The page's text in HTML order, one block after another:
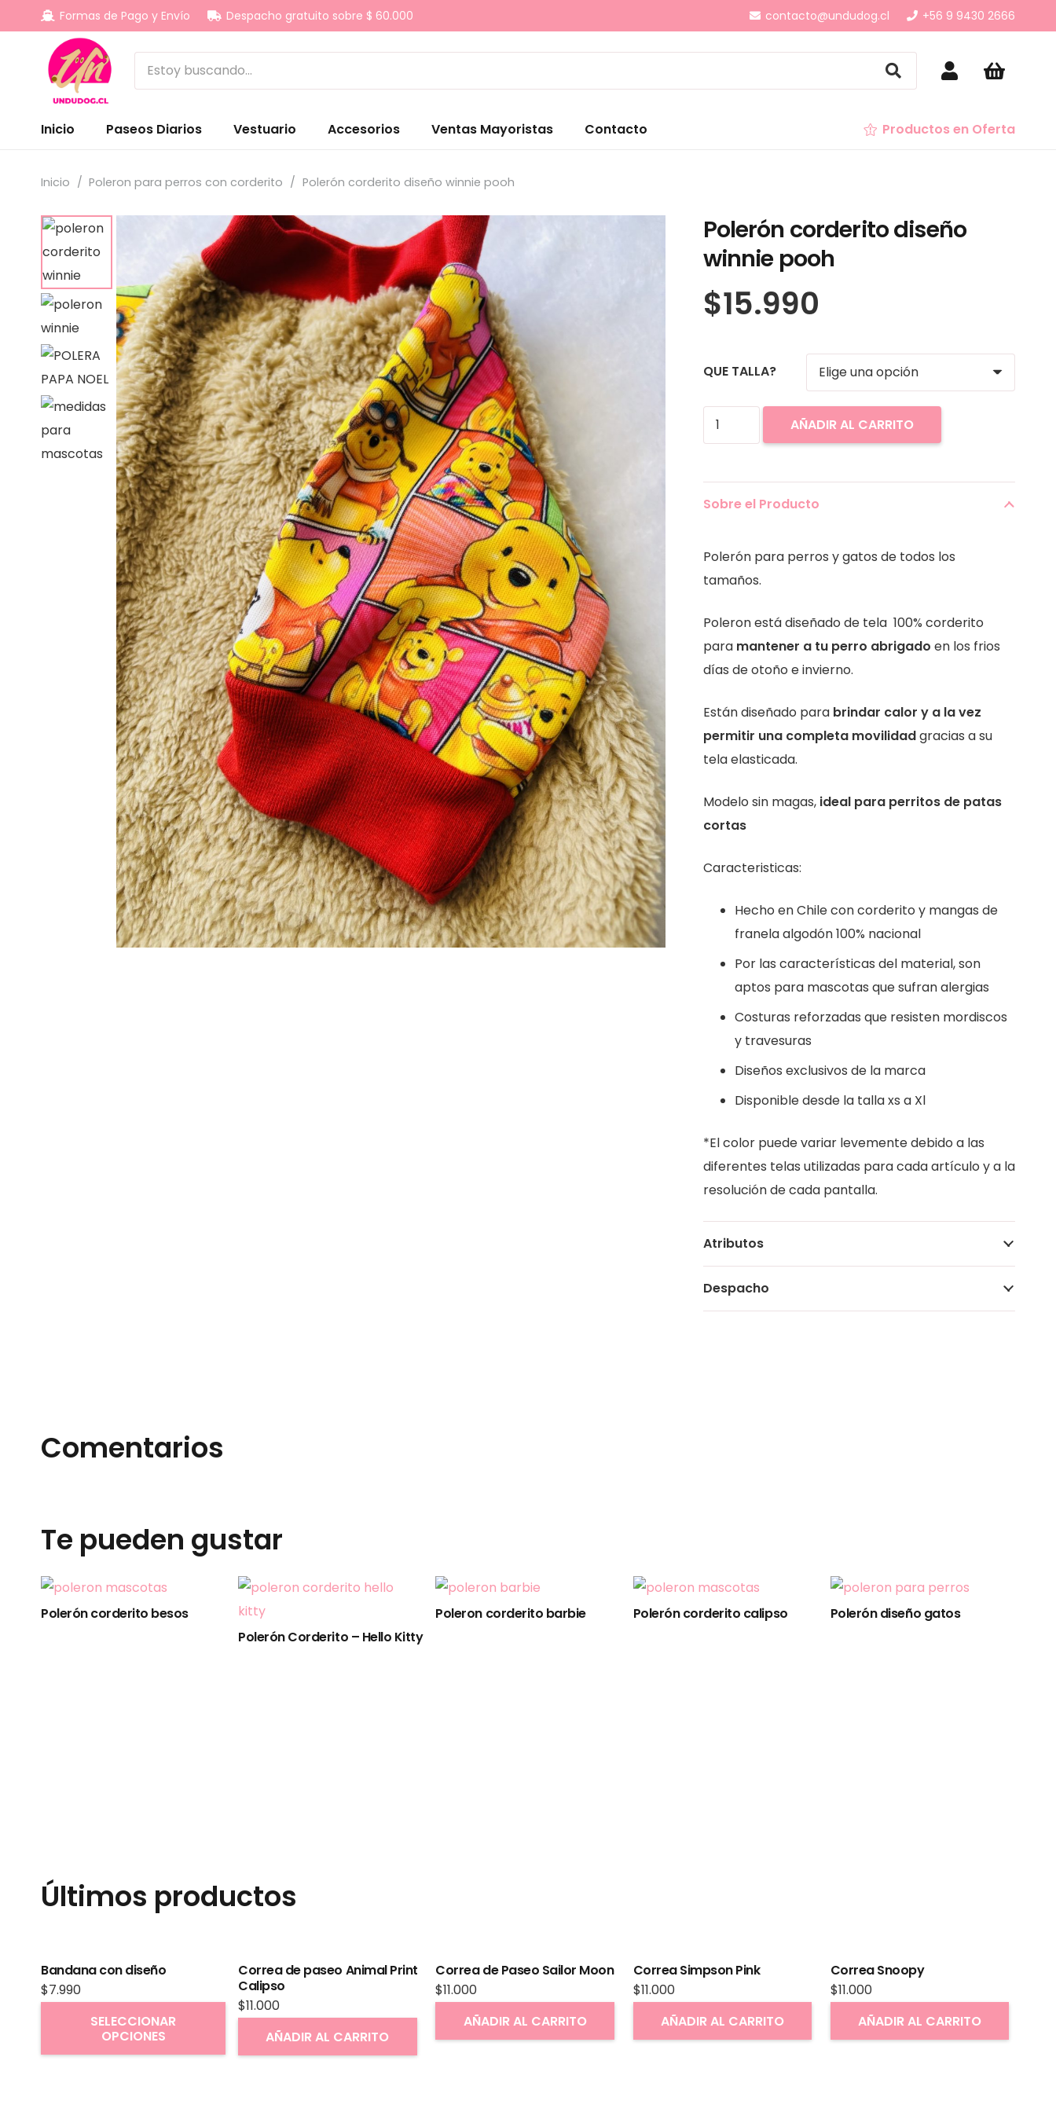
Formas de Pago y Envío Despacho gratuito sobre $ 60.000 contacto@undudog.cl +56 9 9430 2666
Inicio Paseos Diarios Vestuario Accesorios Ventas Mayoristas Contacto Productos en Oferta
Inicio / Poleron para perros con corderito / Polerón corderito diseño winnie pooh
Polerón corderito diseño
winnie pooh
$15.990
QUE TALLA?
Polerón
corderito
winnie
pooh
AÑADIR AL CARRITO
Sobre el Producto
Polerón para perros y gatos de todos los
tamaños.
Poleron está diseñado de tela 100% corderito
para mantener a tu perro abrigado en los frios
días de otoño e invierno.
Están diseñado parabrindar calor y a la vez
permitir una completa movilidadgracias a su
tela elasticada.
Modelo sin magas, ideal para perritos de patas
cortas
Caracteristicas:
Hecho en Chile con corderito y mangas de
franela algodón 100% nacional
Por las características del material, son
aptos para mascotas que sufran alergias
Costuras reforzadas que resisten mordiscos
y travesuras
Diseños exclusivos de la marca
Disponible desde la talla xs a Xl
*El color puede variar levemente debido a las
diferentes telas utilizadas para cada artículo y a la
resolución de cada pantalla.
Atributos
Despacho
Comentarios
Te pueden gustar
Polerón corderito besos
Polerón Corderito – Hello Kitty
Poleron corderito barbie Polerón corderito calipso Polerón diseño gatos
Últimos productos
Bandana con diseño
$7.990
SELECCIONAR
OPCIONES
Este
producto
tiene
Correa de paseo Animal Print
Calipso
$11.000
AÑADIR AL CARRITO
Correa de Paseo Sailor Moon
$11.000
AÑADIR AL CARRITO
Correa Simpson Pink
$11.000
AÑADIR AL CARRITO
Correa Snoopy
$11.000
AÑADIR AL CARRITO